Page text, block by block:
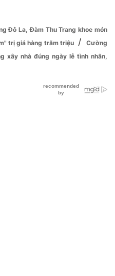
Đô La, Đàm Thu Trang khoe món
trị giá hàng trăm triệu /
Cường
xây nhà đúng ngày lễ tình nhân,